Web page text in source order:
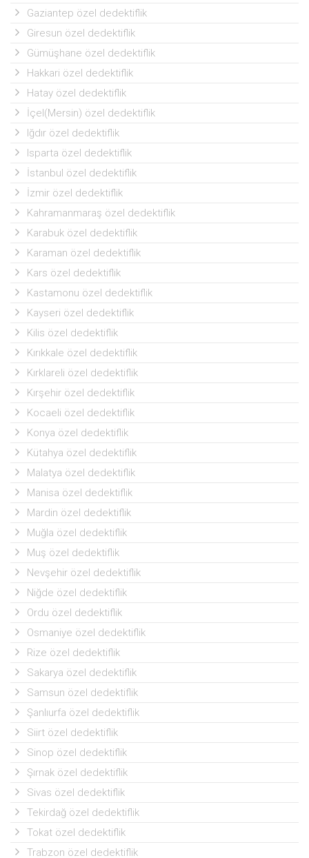
Gaziantep özel dedektiflik
Giresun özel dedektiflik
Gümüşhane özel dedektiflik
Hakkari özel dedektiflik
Hatay özel dedektiflik
İçel(Mersin) özel dedektiflik
Iğdır özel dedektiflik
Isparta özel dedektiflik
İstanbul özel dedektiflik
İzmir özel dedektiflik
Kahramanmaraş özel dedektiflik
Karabuk özel dedektiflik
Karaman özel dedektiflik
Kars özel dedektiflik
Kastamonu özel dedektiflik
Kayseri özel dedektiflik
Kilis özel dedektiflik
Kırıkkale özel dedektiflik
Kırklareli özel dedektiflik
Kırşehir özel dedektiflik
Kocaeli özel dedektiflik
Konya özel dedektiflik
Kütahya özel dedektiflik
Malatya özel dedektiflik
Manisa özel dedektiflik
Mardin özel dedektiflik
Muğla özel dedektiflik
Muş özel dedektiflik
Nevşehir özel dedektiflik
Niğde özel dedektiflik
Ordu özel dedektiflik
Osmaniye özel dedektiflik
Rize özel dedektiflik
Sakarya özel dedektiflik
Samsun özel dedektiflik
Şanlıurfa özel dedektiflik
Siirt özel dedektiflik
Sinop özel dedektiflik
Şırnak özel dedektiflik
Sivas özel dedektiflik
Tekirdağ özel dedektiflik
Tokat özel dedektiflik
Trabzon özel dedektiflik